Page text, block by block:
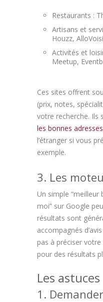
Restaurants :
Artisans et
Houzz,
Activités et
Meetup,
Ces sites offrent
(prix, notes,
votre recherche. Ils
les bonnes
l’étranger si vous
exemple.
3. Les
Un simple
moi” sur Google
résultats sont
accompagnés
pas à préciser
pour des résultats
Les
1.